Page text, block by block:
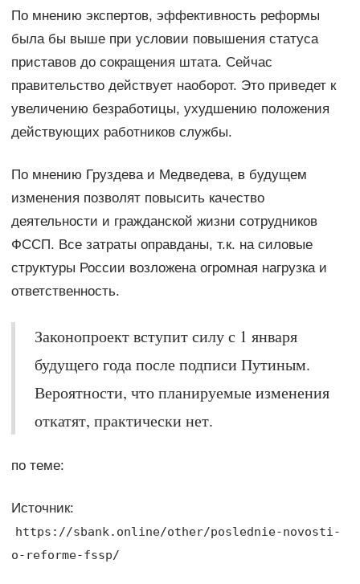
По мнению экспертов, эффективность реформы
была бы выше при условии повышения статуса
приставов до сокращения штата. Сейчас
правительство действует наоборот. Это приведет к
увеличению безработицы, ухудшению положения
действующих работников службы.
По мнению Груздева и Медведева, в будущем
изменения позволят повысить качество
деятельности и гражданской жизни сотрудников
ФССП. Все затраты оправданы, т.к. на силовые
структуры России возложена огромная нагрузка и
ответственность.
Законопроект вступит силу с 1 января
будущего года после подписи Путиным.
Вероятности, что планируемые изменения
откатят, практически нет.
по теме:
Источник:
https://sbank.online/other/poslednie-novosti-
o-reforme-fssp/